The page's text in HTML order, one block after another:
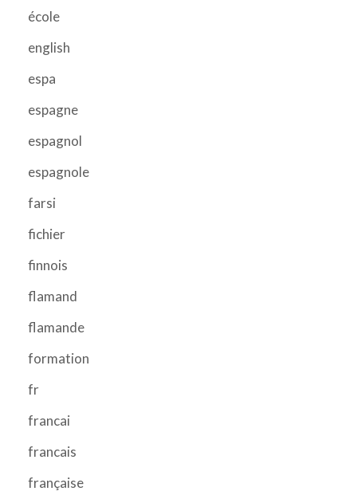
école
english
espa
espagne
espagnol
espagnole
farsi
fichier
finnois
flamand
flamande
formation
fr
francai
francais
française